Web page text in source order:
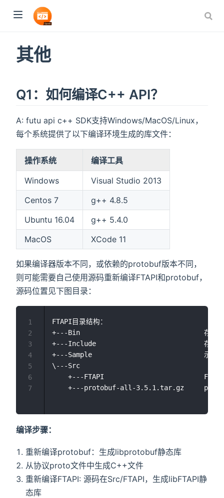
其他
Q1：如何编译C++ API？
A: futu api c++ SDK支持Windows/MacOS/Linux，
每个系统提供了以下编译环境生成的库文件：
操作系统
编译工具
Windows
Visual Studio 2013
Centos 7
g++ 4.8.5
Ubuntu 16.04
g++ 5.4.0
MacOS
XCode 11
如果编译器版本不同，或依赖的protobuf版本不同，
则可能需要自己使用源码重新编译FTAPI和protobuf，
源码位置见下图目录：
FTAPI目录结构：
+---Bin                               存放各个系统
+---Include                           存放公共头
+---Sample                            示例工
\---Src
+---FTAPI                         FTAPI
1
2
3
4
5
6
7
编译步骤：
重新编译protobuf：生成libprotobuf静态库
从协议proto文件中生成C++文件
重新编译FTAPI: 源码在Src/FTAPI，生成libFTAPI静
态库